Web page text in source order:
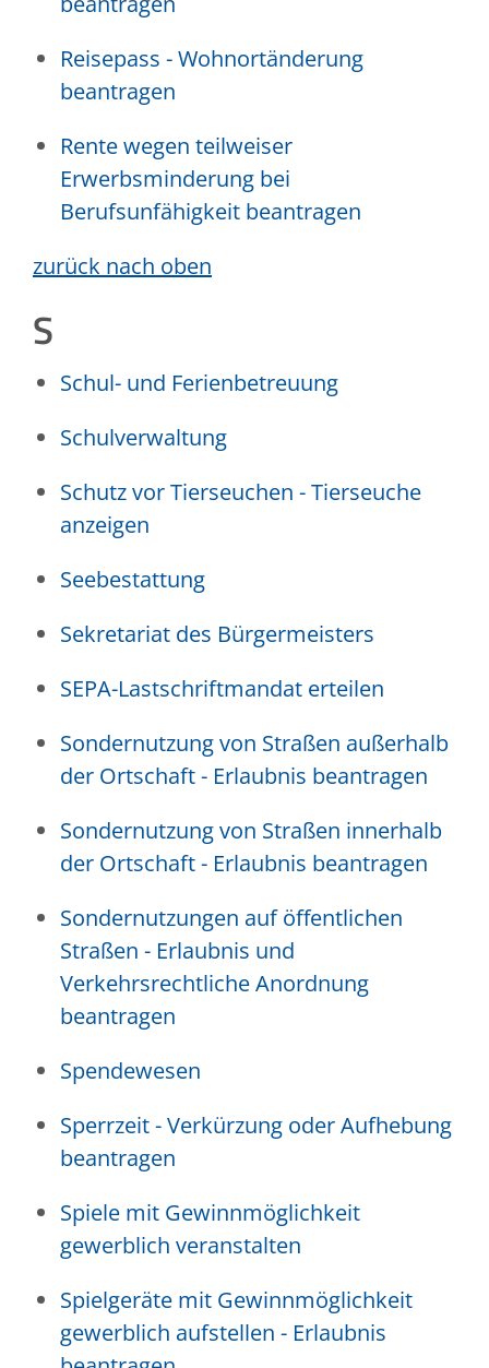
Reisepass - Wohnortänderung
beantragen
Rente wegen teilweiser
Erwerbsminderung bei
Berufsunfähigkeit beantragen
zurück nach oben
S
Schul- und Ferienbetreuung
Schulverwaltung
Schutz vor Tierseuchen - Tierseuche
anzeigen
Seebestattung
Sekretariat des Bürgermeisters
SEPA-Lastschriftmandat erteilen
Sondernutzung von Straßen außerhalb
der Ortschaft - Erlaubnis beantragen
Sondernutzung von Straßen innerhalb
der Ortschaft - Erlaubnis beantragen
Sondernutzungen auf öffentlichen
Straßen - Erlaubnis und
Verkehrsrechtliche Anordnung
beantragen
Spendewesen
Sperrzeit - Verkürzung oder Aufhebung
beantragen
Spiele mit Gewinnmöglichkeit
gewerblich veranstalten
Spielgeräte mit Gewinnmöglichkeit
gewerblich aufstellen - Erlaubnis